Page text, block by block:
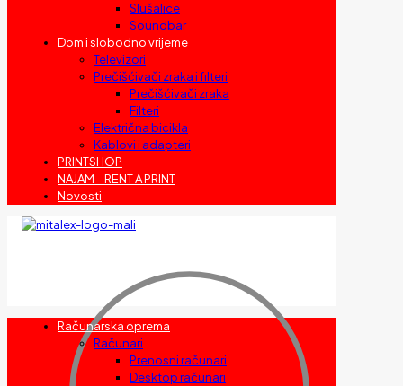
Slušalice
Soundbar
Dom i slobodno vrijeme
Televizori
Prečišćivači zraka i filteri
Prečišćivači zraka
Filteri
Električna bicikla
Kablovi i adapteri
PRINTSHOP
NAJAM – RENT A PRINT
Novosti
Računarska oprema
Računari
Prenosni računari
Desktop računari